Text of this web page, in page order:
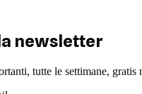
newsletter
tutte le settimane, gratis